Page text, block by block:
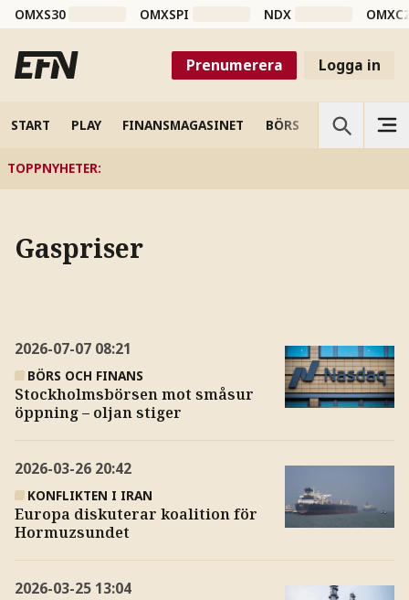
OMXS30 OMXSPI NDX
Prenumerera Logga in
START PLAY FINANSMAGASINET BÖRS VETENSKAP
TOPPNYHETER:
Gaspriser
2026-07-07 08:21
BÖRS OCH FINANS
Stockholmsbörsen mot småsur
öppning – oljan stiger
2026-03-26 20:42
KONFLIKTEN I IRAN
Europa diskuterar koalition för
Hormuzsundet
2026-03-25 13:04